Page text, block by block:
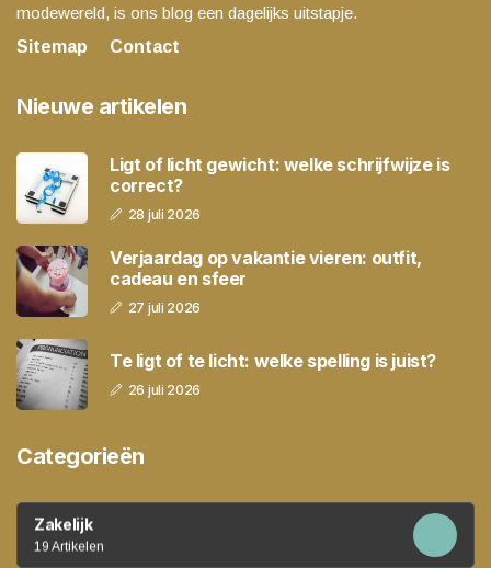
modewereld, is ons blog een dagelijks uitstapje.
Sitemap
Contact
Nieuwe artikelen
Ligt of licht gewicht: welke schrijfwijze is
correct?
28 juli 2026
Verjaardag op vakantie vieren: outfit,
cadeau en sfeer
27 juli 2026
Te ligt of te licht: welke spelling is juist?
26 juli 2026
Categorieën
Zakelijk
19 Artikelen